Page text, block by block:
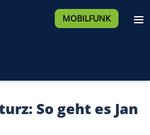
MOBILFUNK
So geht es Jan